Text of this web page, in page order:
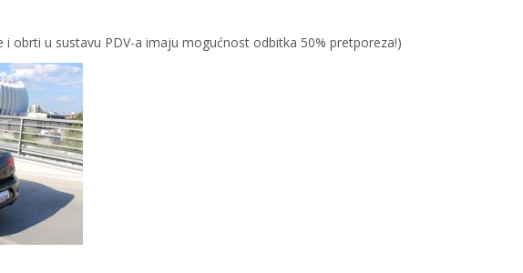
i obrti u sustavu PDV-a imaju mogućnost odbitka 50% pretporeza!)